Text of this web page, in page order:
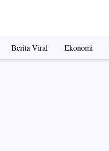
Berita Viral Ekonomi